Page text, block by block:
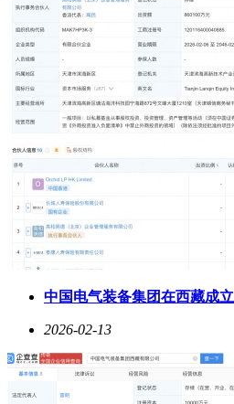
中国电气装备集团在西藏成
2026-02-13